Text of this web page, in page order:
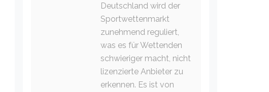
Deutschland wird der
Sportwettenmarkt
zunehmend reguliert,
was es für Wettenden
schwieriger macht, nicht
lizenzierte Anbieter zu
erkennen. Es ist von